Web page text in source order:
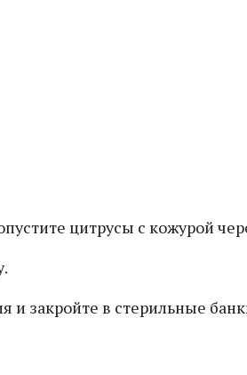
цитрусы с кожурой
и закройте в стерильные